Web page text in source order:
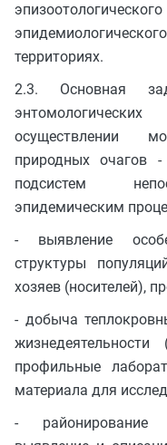
территориях.
2.3. Основная
осуществлении
природных очагов
подсистем
эпидемическим
- выявление
структуры
хозяев (носителей),
- добыча
профильные
материала для
- районирование